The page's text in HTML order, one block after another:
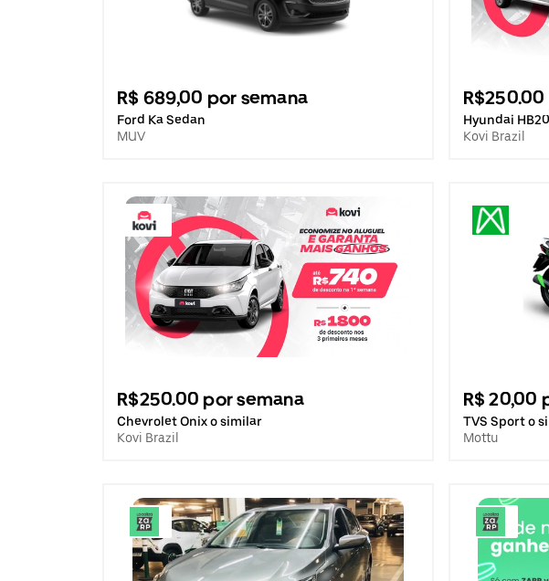
R$ 689,00 por semana
Ford Ka Sedan
MUV
Hyundai
Kovi Brazil
R$250.00 por semana
Chevrolet Onix o similar
Kovi Brazil
R$ 20,00
TVS Sport o
Mottu